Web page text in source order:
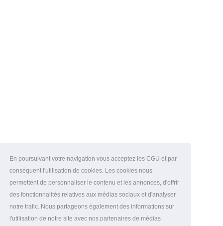
En poursuivant votre navigation vous acceptez les CGU et par
conséquent l'utilisation de cookies. Les cookies nous
permettent de personnaliser le contenu et les annonces, d'offrir
des fonctionnalités relatives aux médias sociaux et d'analyser
notre trafic. Nous partageons également des informations sur
l'utilisation de notre site avec nos partenaires de médias